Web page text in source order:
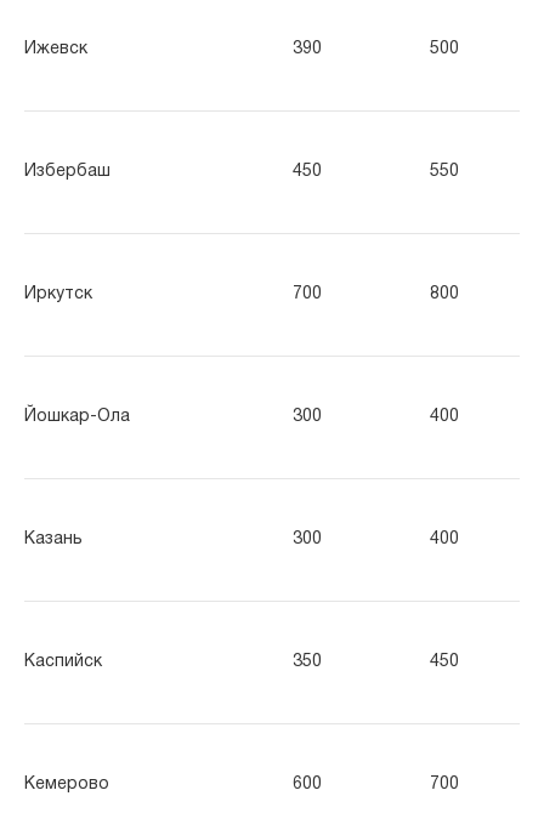
Ижевск 390 500
Избербаш 450 550
Иркутск 700 800
Йошкар-Ола 300 400
Казань 300 400
Каспийск 350 450
Кемерово 600 700